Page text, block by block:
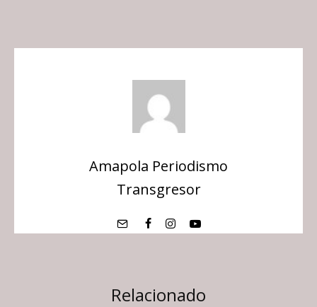
Amapola Periodismo
Transgresor
Relacionado